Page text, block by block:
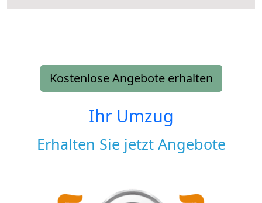
Kostenlose Angebote erhalten
Ihr Umzug
Erhalten Sie jetzt Angebote